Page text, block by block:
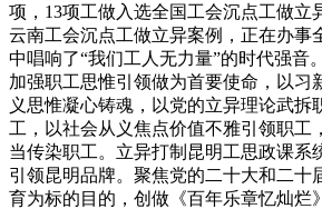
项，13项工做入选全国工会沉点工做立
云南工会沉点工做立异案例，正在办事
中唱响了“我们工人无力量”的时代强音
加强职工思惟引领做为首要使命，以习
义思惟凝心铸魂，以党的立异理论武拆
工，以社会从义焦点价值不雅引领职工
当传染职工。立异打制昆明工思政课系
引领昆明品牌。聚焦党的二十大和二十
育为标的目的，创做《百年乐章忆灿烂